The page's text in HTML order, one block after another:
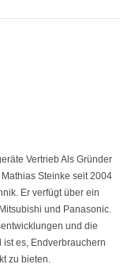
Vertrieb Als Gründer
Steinke seit 2004
Er verfügt über ein
und Panasonic.
und die
ist es, Endverbrauchern
zu bieten.